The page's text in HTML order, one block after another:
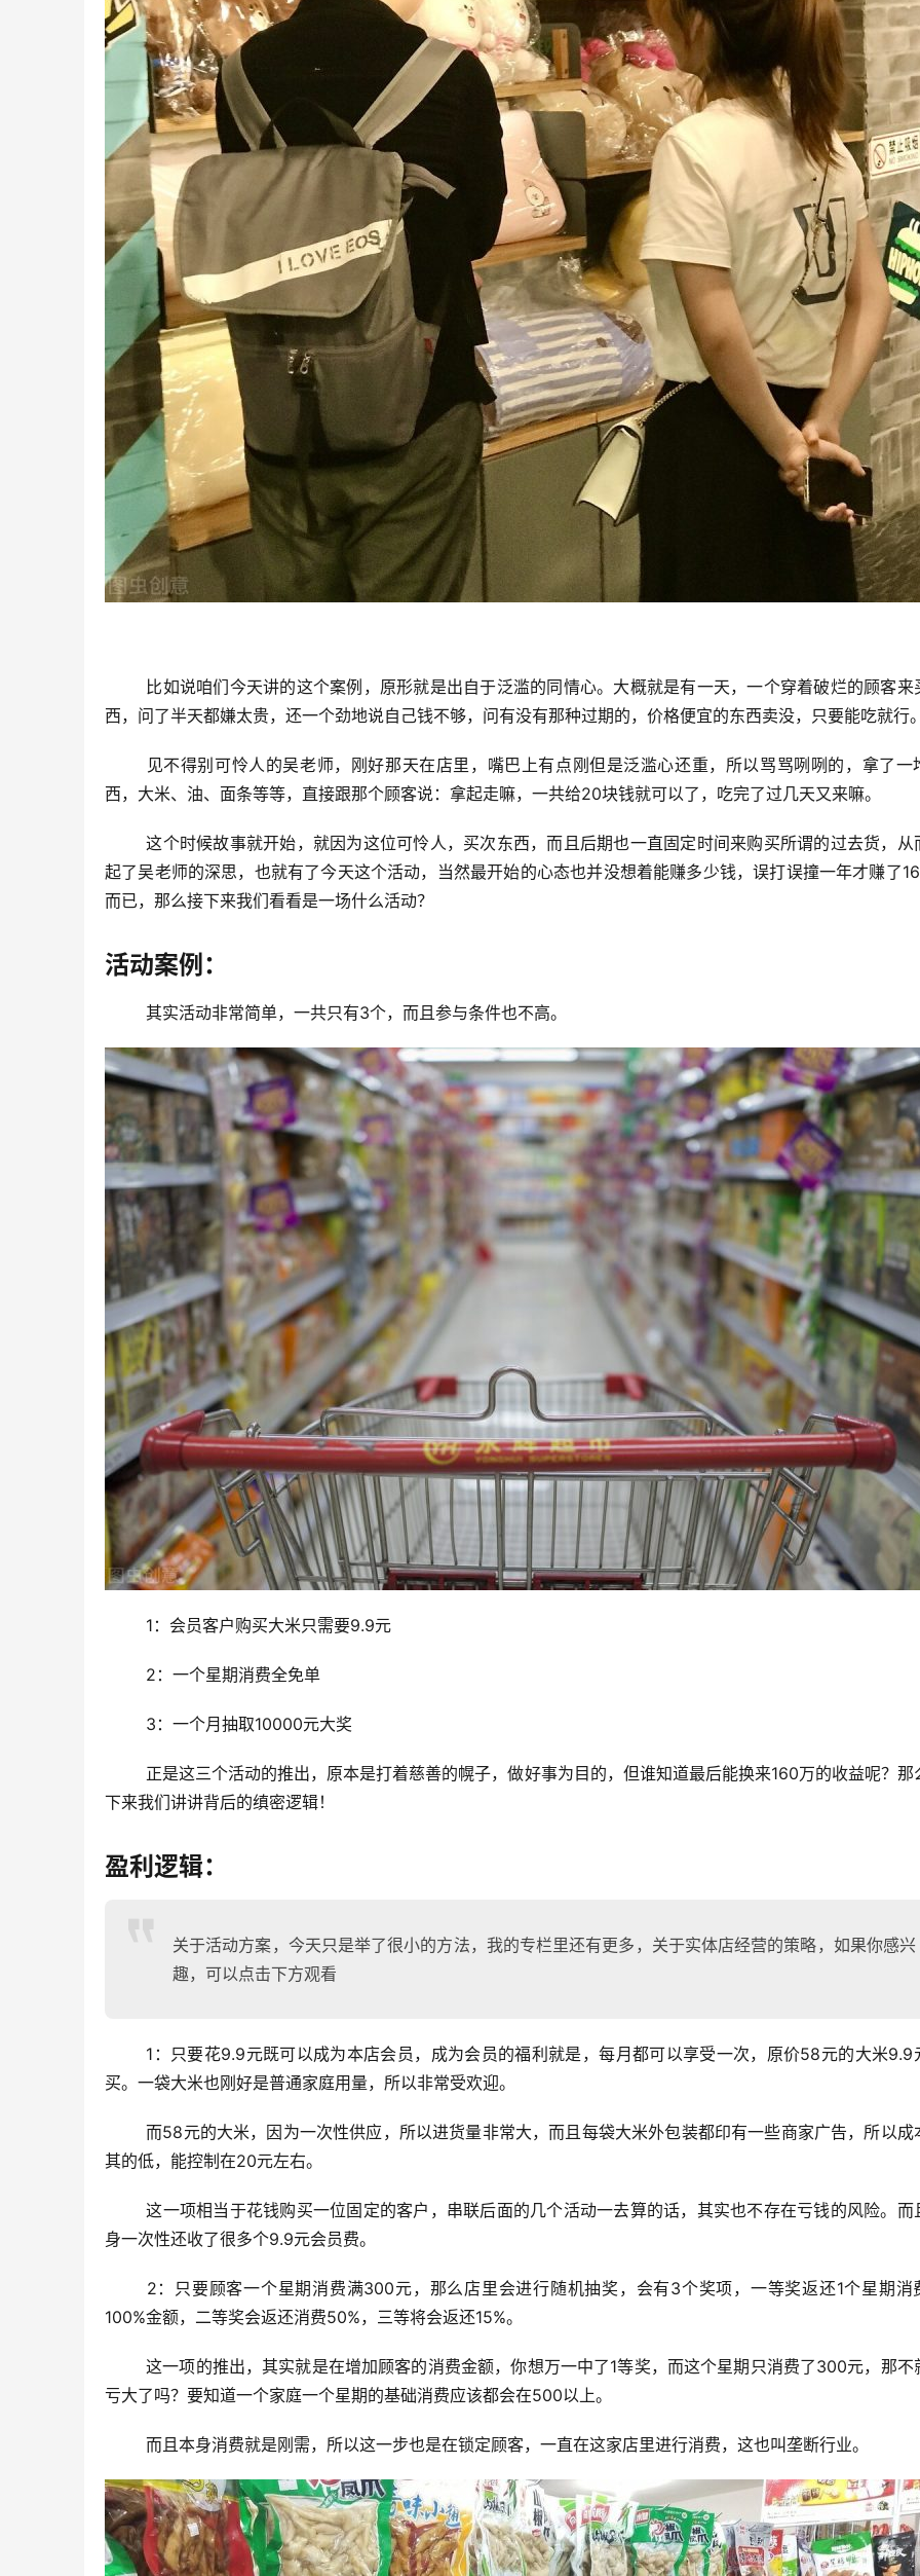
西，问了半天都嫌太贵，还一个劲地说自己钱不够，问有没有那种过期的，价格便宜的东西卖没，只要能吃就行
西，大米、油、面条等等，直接跟那个顾客说：拿起走嘛，一共给20块钱就可以了，吃完了过几天又来嘛。
	这个时候故事就开始，就因为这位可怜人，买次东西，而且后期也一直固定时间来购买所谓的过去货，从而引
起了吴老师的深思，也就有了今天这个活动，当然最开始的心态也并没想着能赚多少钱，误打误撞一年才赚了
而已，那么接下来我们看看是一场什么活动？
活动案例：
	其实活动非常简单，一共只有3个，而且参与条件也不高。
	1：会员客户购买大米只需要9.9元
	2：一个星期消费全免单
	3：一个月抽取10000元大奖
下来我们讲讲背后的缜密逻辑！
盈利逻辑：
关于活动方案，今天只是举了很小的方法，我的专栏里还有更多，关于实体店经营的策略，如果你感兴
趣，可以点击下方观看
买。一袋大米也刚好是普通家庭用量，所以非常受欢迎。
	而58元的大米，因为一次性供应，所以进货量非常大，而且每袋大米外包装都印有一些商家广告，所以成本及
其的低，能控制在20元左右。
	这一项相当于花钱购买一位固定的客户，串联后面的几个活动一去算的话，其实也不存在亏钱的风险。而且本
身一次性还收了很多个9.9元会员费。
100%金额，二等奖会返还消费50%，三等将会返还15%。
	这一项的推出，其实就是在增加顾客的消费金额，你想万一中了1等奖，而这个星期只消费了300元，那不就是
亏大了吗？要知道一个家庭一个星期的基础消费应该都会在500以上。
	而且本身消费就是刚需，所以这一步也是在锁定顾客，一直在这家店里进行消费，这也叫垄断行业。